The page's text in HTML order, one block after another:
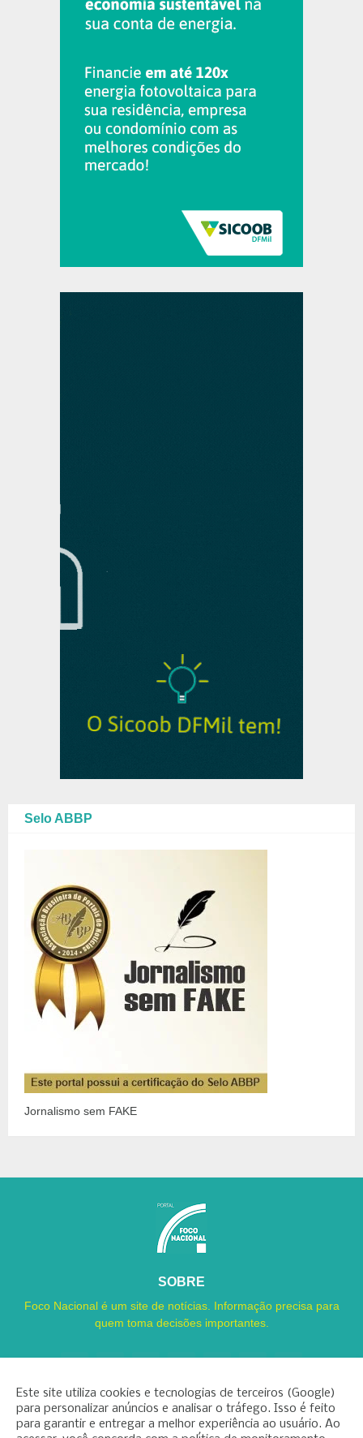
Selo ABBP
Jornalismo sem FAKE
SOBRE
Foco Nacional é um site de notícias. Informação precisa para
quem toma decisões importantes.
Copyright ©2026 Foco Nacional
Este site utiliza cookies e tecnologias de terceiros (Google)
para personalizar anúncios e analisar o tráfego. Isso é feito
para garantir e entregar a melhor experiência ao usuário. Ao